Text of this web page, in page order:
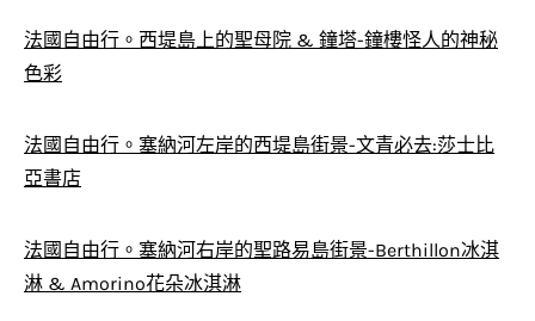
法國自由行。西堤島上的聖母院 & 鐘塔-鐘樓怪人的神秘
色彩
法國自由行。塞納河左岸的西堤島街景-文青必去:莎士比
亞書店
法國自由行。塞納河右岸的聖路易島街景-Berthillon冰淇
淋 & Amorino花朵冰淇淋